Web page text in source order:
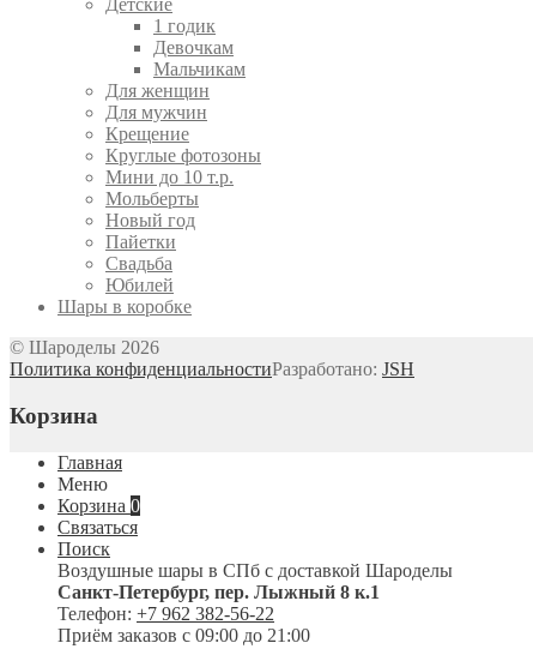
Детские
1 годик
Девочкам
Мальчикам
Для женщин
Для мужчин
Крещение
Круглые фотозоны
Мини до 10 т.р.
Мольберты
Новый год
Пайетки
Свадьба
Юбилей
Шары в коробке
© Шароделы 2026
Политика конфиденциальностиРазработано: JSH
Корзина
Главная
Меню
Корзина 0
Связаться
Поиск
Воздушные шары в СПб с доставкой Шароделы
Санкт-Петербург, пер. Лыжный 8 к.1
Телефон: +7 962 382-56-22
Приём заказов с 09:00 до 21:00